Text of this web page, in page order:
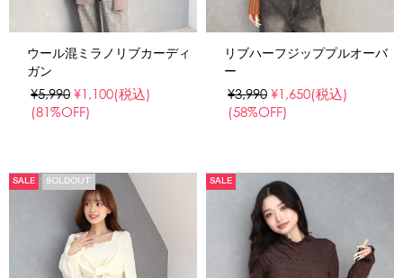
ウール混ミラノリブカーディ
ガン
¥5,990 ¥1,100(税込)
(81%OFF)
リブハーフジッププルオーバ
ー
¥3,990 ¥1,650(税込)
(58%OFF)
SALE SOLDOUT SALE